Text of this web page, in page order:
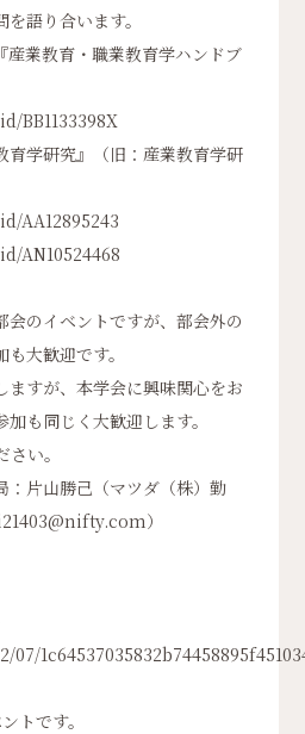
語り合います。
産業教育・職業教育学ハンドブ
BB1133398X
育学研究』（旧：産業教育学研
AA12895243
AN10524468
会のイベントですが、部会外の
大歓迎です。
ますが、本学会に興味関心をお
も同じく大歓迎します。
い。
：片山勝己（マツダ（株）勤
）
トです。